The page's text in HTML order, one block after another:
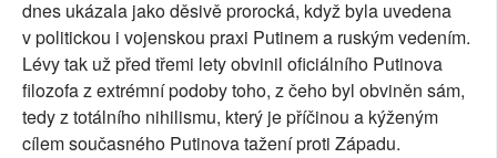
dnes ukázala jako děsivě prorocká, když byla uvedena
v politickou i vojenskou praxi Putinem a ruským vedením.
Lévy tak už před třemi lety obvinil oficiálního Putinova
filozofa z extrémní podoby toho, z čeho byl obviněn sám,
tedy z totálního nihilismu, který je příčinou a kýženým
cílem současného Putinova tažení proti Západu.